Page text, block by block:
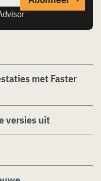
met Faster
versies uit